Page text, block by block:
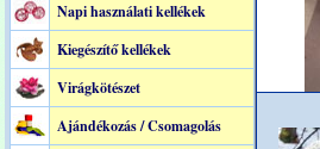
Napi használati kellékek
Kiegészítő kellékek
Virágkötészet
Ajándékozás / Csomagolás